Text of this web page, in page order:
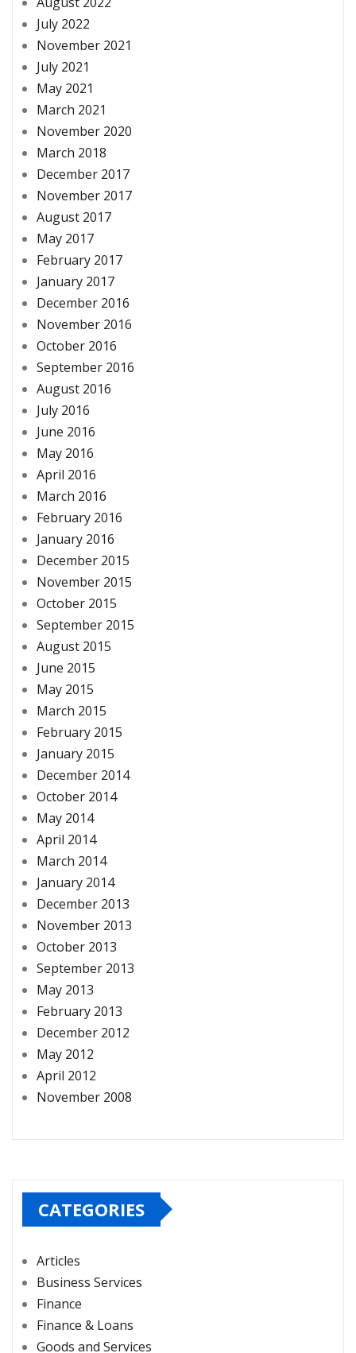
July 2022
November 2021
July 2021
May 2021
March 2021
November 2020
March 2018
December 2017
November 2017
August 2017
May 2017
February 2017
January 2017
December 2016
November 2016
October 2016
September 2016
August 2016
July 2016
June 2016
May 2016
April 2016
March 2016
February 2016
January 2016
December 2015
November 2015
October 2015
September 2015
August 2015
June 2015
May 2015
March 2015
February 2015
January 2015
December 2014
October 2014
May 2014
April 2014
March 2014
January 2014
December 2013
November 2013
October 2013
September 2013
May 2013
February 2013
December 2012
May 2012
April 2012
November 2008
CATEGORIES
Articles
Business Services
Finance
Finance & Loans
Goods and Services